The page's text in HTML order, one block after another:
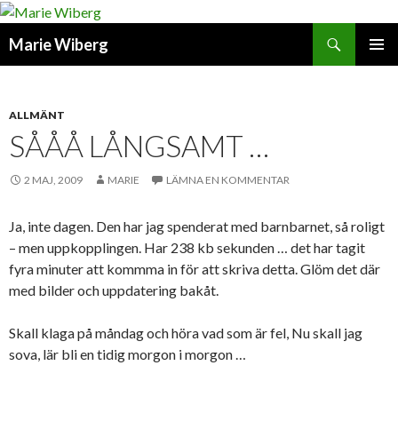
Marie Wiberg
ALLMÄNT
SÅÅÅ LÅNGSAMT …
2 MAJ, 2009 MARIE LÄMNA EN KOMMENTAR
Ja, inte dagen. Den har jag spenderat med barnbarnet, så roligt
– men uppkopplingen. Har 238 kb sekunden … det har tagit
fyra minuter att kommma in för att skriva detta. Glöm det där
med bilder och uppdatering bakåt.
Skall klaga på måndag och höra vad som är fel, Nu skall jag
sova, lär bli en tidig morgon i morgon …